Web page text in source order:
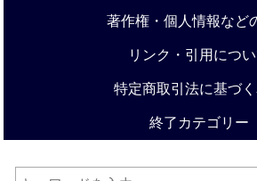
著作権・個人情報など
リンク・引用につ
特定商取引法に基づ
終了カテゴリー